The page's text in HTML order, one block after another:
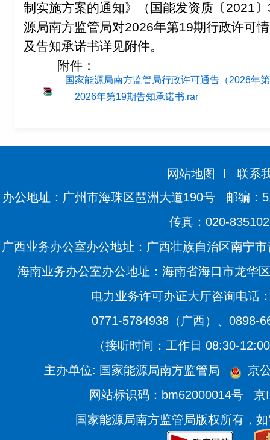
制实施方案的通知》（国能发资质〔2021
源局南方监管局对2026年第19期行政许可
及告知承诺书详见附件。
附件：
国家能源局南方监管局行政许可通告（2026年
2026年第19期告知承诺书.rar
网站地图
联系
办公地址：广州市海珠区琶洲大道190号
邮编：
传真：020-
广西业务办公室办公地址：广西壮族自治区南宁
海南业务办公室办公地址：海南省海口市龙华
电力业务许可办证大厅咨询电话
0771-5784938（广西）、0898-
（接听时间：工作日 08:30-
主办单位: 国家能源局南方监管局
京
网站标识码：bm62000014号
京
国家能源局南方监管局版权所有，